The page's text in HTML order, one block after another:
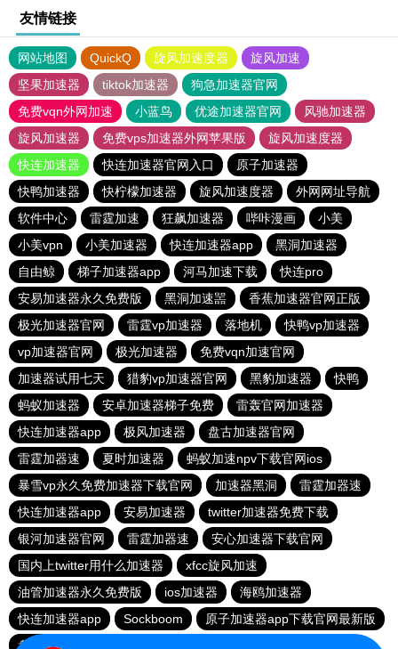
友情链接
网站地图 QuickQ 旋风加速度器
旋风加速
坚果加速器
tiktok加速器
狗急加速器官网
免费vqn外网加速
小蓝鸟 优途加速器官网
风驰加速器
旋风加速器
免费vps加速器外网苹果版
旋风加速度器
快连加速器
快连加速器官网入口
原子加速器
快鸭加速器
快柠檬加速器 旋风加速度器
外网网址导航
软件中心
雷霆加速 狂飙加速器 哔咔漫画
小美
小美vpn
小美加速器 快连加速器app
黑洞加速器
自由鲸
梯子加速器app 河马加速下载
快连pro
安易加速器永久免费版
黑洞加速噐
香蕉加速器官网正版
极光加速器官网
雷霆vp加速器 落地机
快鸭vp加速器
vp加速器官网
极光加速器
免费vqn加速官网
加速器试用七天
猎豹vp加速器官网 黑豹加速器
快鸭
蚂蚁加速器
安卓加速器梯子免费
雷轰官网加速器
快连加速器app
极风加速器
盘古加速器官网
雷霆加器速
夏时加速器
蚂蚁加速npv下载官网ios
暴雪vp永久免费加速器下载官网
加速器黑洞
雷霆加器速
快连加速器app
安易加速器
twitter加速器免费下载
银河加速器官网
雷霆加器速
安心加速器下载官网
国内上twitter用什么加速器
xfcc旋风加速
油管加速器永久免费版
ios加速器
海鸥加速器
快连加速器app
Sockboom
原子加速器app下载官网最新版
盘古加速器